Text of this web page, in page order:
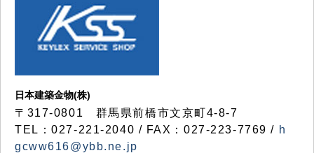
日本建築金物(株)
〒317‐0801 群馬県前橋市文京町4-8-7
TEL：027-221-2040 / FAX：027-223-7769 / h
gcww616@ybb.ne.jp